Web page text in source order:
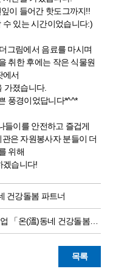
이 들어간 핫도그까지!!
있는 시간이었습니다:)
그림에서 음료를 마시며
취한 후에는 작은 식물원
에서
가졌습니다.
풍경이었답니다*^^*
들이를 안전하고 즐겁게
은 자원봉사자 분들이 더
위해
겠습니다!
건강돌봄 파트너
경기도 통합돌봄 공모사업 「온(溫)동네 건강돌봄파트너」 추가 양성교육 진행!
목록